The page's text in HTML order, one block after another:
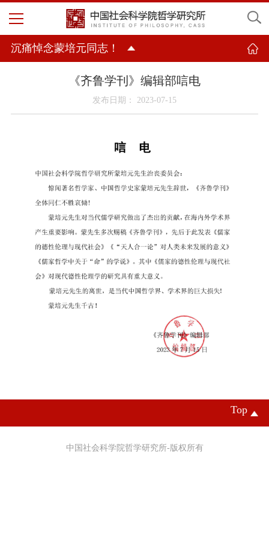
沉痛悼念蒙培元同志！
《齐鲁学刊》编辑部唁电
发布日期： 2023-07-15
Top
中国社会科学院哲学研究所-版权所有